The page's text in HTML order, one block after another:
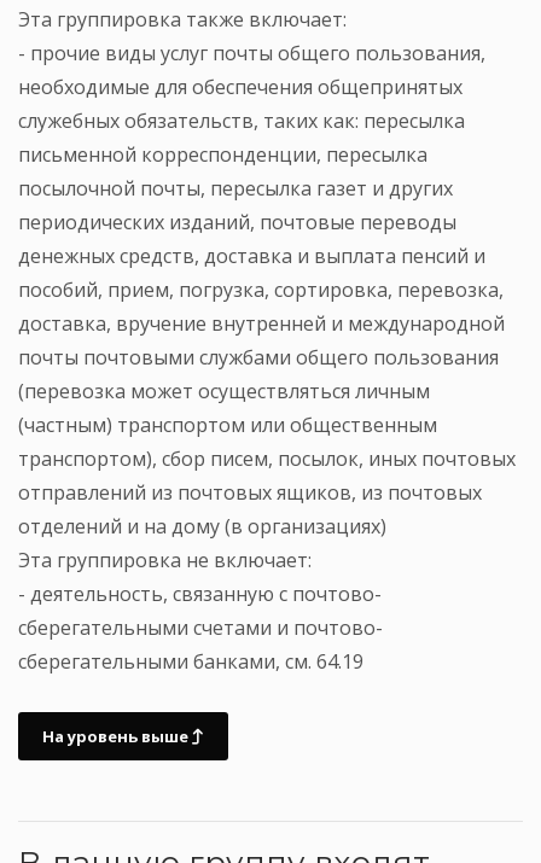
Эта группировка также включает:
- прочие виды услуг почты общего пользования,
необходимые для обеспечения общепринятых
служебных обязательств, таких как: пересылка
письменной корреспонденции, пересылка
посылочной почты, пересылка газет и других
периодических изданий, почтовые переводы
денежных средств, доставка и выплата пенсий и
пособий, прием, погрузка, сортировка, перевозка,
доставка, вручение внутренней и международной
почты почтовыми службами общего пользования
(перевозка может осуществляться личным
(частным) транспортом или общественным
транспортом), сбор писем, посылок, иных почтовых
отправлений из почтовых ящиков, из почтовых
отделений и на дому (в организациях)
Эта группировка не включает:
- деятельность, связанную с почтово-
сберегательными счетами и почтово-
сберегательными банками, см. 64.19
На уровень выше